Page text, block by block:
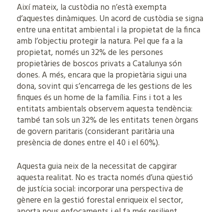
Així mateix, la custòdia no n’està exempta
d’aquestes dinàmiques. Un acord de custòdia se signa
entre una entitat ambiental i la propietat de la finca
amb l’objectiu protegir la natura. Pel que fa a la
propietat, només un 32% de les persones
propietàries de boscos privats a Catalunya són
dones. A més, encara que la propietària sigui una
dona, sovint qui s’encarrega de les gestions de les
finques és un home de la família. Fins i tot a les
entitats ambientals observem aquesta tendència:
també tan sols un 32% de les entitats tenen òrgans
de govern paritaris (considerant paritària una
presència de dones entre el 40 i el 60%).
Aquesta guia neix de la necessitat de capgirar
aquesta realitat. No es tracta només d’una qüestió
de justícia social: incorporar una perspectiva de
gènere en la gestió forestal enriqueix el sector,